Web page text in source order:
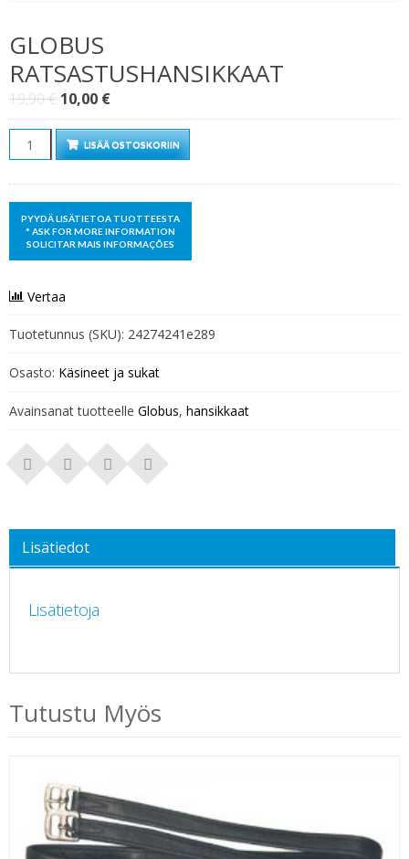
GLOBUS
RATSASTUSHANSIKKAAT
19,90€ Alkuperäinen
hinta
oli:
19,90 €.
10,00 €Nykyinen
hinta
on:
10,00 €.
Määrä LISÄÄ OSTOSKORIIN
Vertaa
Tuotetunnus (SKU): 24274241e289
Osasto: Käsineet ja sukat
Avainsanat tuotteelle Globus, hansikkaat
Lisätiedot
Lisätietoja
Tutustu Myös